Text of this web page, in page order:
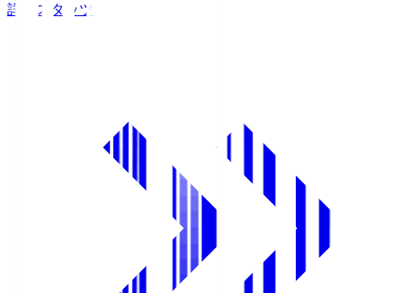
詳細スタッツ